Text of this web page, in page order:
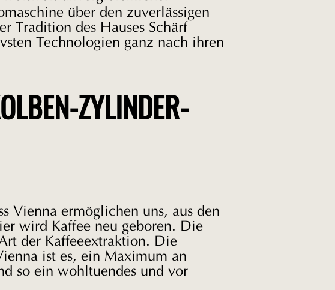
über den zuverlässigen
Tradition des Hauses Schärf
Technologien ganz nach ihren
ZYLINDER-
Vienna ermöglichen uns, aus den
wird Kaffee neu geboren. Die
der Kaffeeextraktion. Die
ist es, ein Maximum an
so ein wohltuendes und vor